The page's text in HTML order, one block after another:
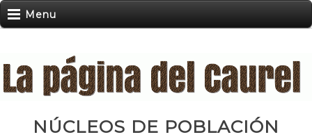
Menu
NÚCLEOS DE POBLACIÓN